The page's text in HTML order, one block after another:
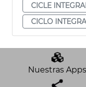
CICLE
CICLO
Nuestras Apps